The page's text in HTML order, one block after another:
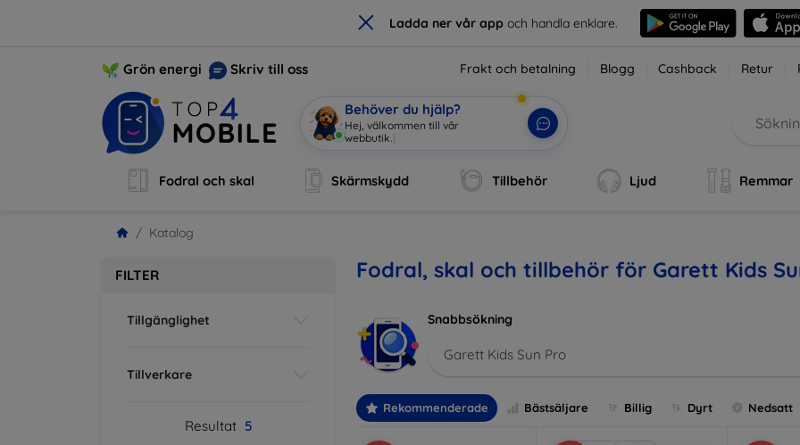
× Ladda ner vår app och handla enklare.
Grön energi Skriv till oss Frakt och betalning Blogg Cashback Retur
Behöver du hjälp?
Hej, välkommen |
Fodral och skal Skärmskydd Tillbehör Ljud Remmar
Katalog
FILTER
Tillgänglighet
Tillverkare
Resultat 5
Fodral, skal och tillbehör för Garett Kids
Snabbsökning
Garett Kids Sun Pro
Rekommenderade Bästsäljare Billig Dyrt Nedsatt